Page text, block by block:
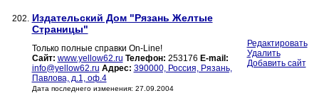
202. Издательский Дом "Рязань Желтые
Страницы"
Только полные справки On-Line!
Сайт: www.yellow62.ru Телефон: 253176 E-mail:
info@yellow62.ru Адрес: 390000, Россия, Рязань,
Павлова, д.1, оф.4
Дата последнего изменения: 27.09.2004
Редактировать
Удалить
Добавить сайт